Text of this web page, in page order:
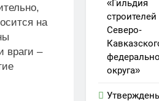
на
враги –
«Гильдия
строителей
Северо-
округа»